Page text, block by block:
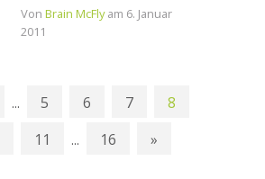
Von Brain McFly am 6. Januar
2011
... 5 6 7
8
11 ... 16 »